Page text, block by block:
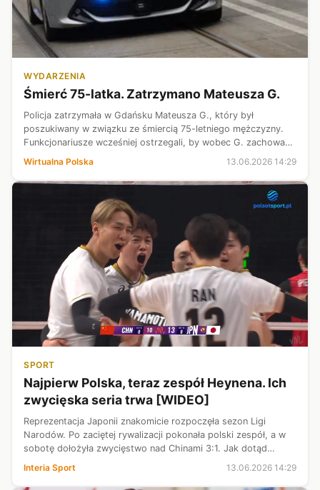
WYDARZENIA
Śmierć 75-latka. Zatrzymano Mateusza G.
Policja zatrzymała w Gdańsku Mateusza G., który był
poszukiwany w związku ze śmiercią 75-letniego mężczyzny.
Funkcjonariusze wcześniej ostrzegali, by wobec G. zachować
Wirtualna Polska 13.06.2026 14:29
SPORT
Najpierw Polska, teraz zespół Heynena. Ich
zwycięska seria trwa [WIDEO]
Reprezentacja Japonii znakomicie rozpoczęła sezon Ligi
Narodów. Po zaciętej rywalizacji pokonała polski zespół, a w
sobotę dołożyła zwycięstwo nad Chinami 3:1. Jak dotąd
pozostaje niepokonana. Najlepsze akcje z meczu można
zobaczyć w załączonym mater...
Interia Sport 13.06.2026 14:29